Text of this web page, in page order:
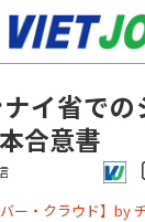
イ省で
合意書
ー・クラウド】by